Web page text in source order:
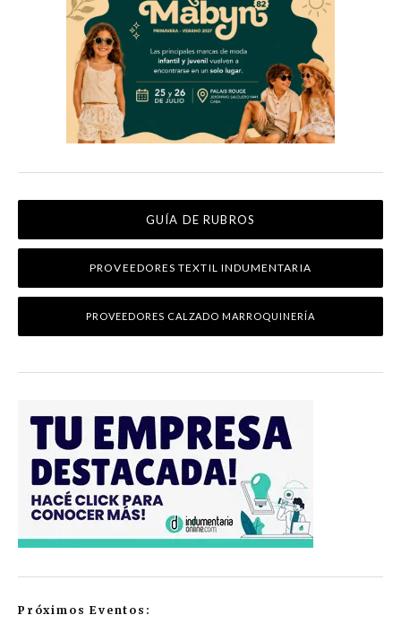
GUÍA DE RUBROS
PROVEEDORES TEXTIL INDUMENTARIA
PROVEEDORES CALZADO MARROQUINERÍA
Próximos Eventos: